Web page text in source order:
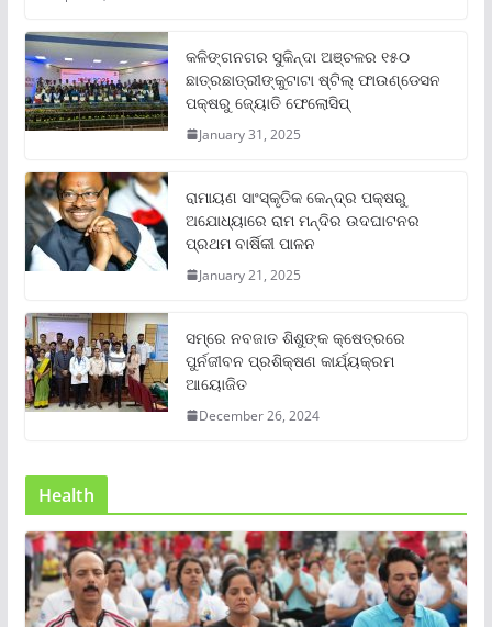
କଳିଙ୍ଗନଗର ସୁକିନ୍ଦା ଅଞ୍ଚଳର ୧୫୦
ଛାତ୍ରଛାତ୍ରୀଙ୍କୁଟାଟା ଷ୍ଟିଲ୍ ଫାଉଣ୍ଡେସନ
ପକ୍ଷରୁ ଜ୍ୟୋତି ଫେଲୋସିପ୍‌
January 31, 2025
ରାମାୟଣ ସାଂସ୍କୃତିକ କେନ୍ଦ୍ର ପକ୍ଷରୁ
ଅଯୋଧ୍ୟାରେ ରାମ ମନ୍ଦିର ଉଦଘାଟନର
ପ୍ରଥମ ବାର୍ଷିକୀ ପାଳନ
January 21, 2025
ସମ୍‌ରେ ନବଜାତ ଶିଶୁଙ୍କ କ୍ଷେତ୍ରରେ
ପୁର୍ନଜୀବନ ପ୍ରଶିକ୍ଷଣ କାର୍ଯ୍ୟକ୍ରମ
ଆୟୋଜିତ
December 26, 2024
Health